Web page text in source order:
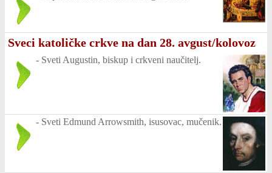
Sveci katoličke crkve na dan 28. avgust/kolovoz
- Sveti Augustin, biskup i crkveni naučitelj.
- Sveti Edmund Arrowsmith, isusovac, mučenik.